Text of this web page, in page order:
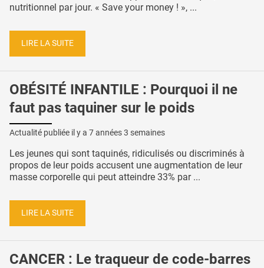
nutritionnel par jour. « Save your money ! », ...
LIRE LA SUITE
OBÉSITÉ INFANTILE : Pourquoi il ne
faut pas taquiner sur le poids
Actualité publiée il y a 7 années 3 semaines
Les jeunes qui sont taquinés, ridiculisés ou discriminés à
propos de leur poids accusent une augmentation de leur
masse corporelle qui peut atteindre 33% par ...
LIRE LA SUITE
CANCER : Le traqueur de code-barres